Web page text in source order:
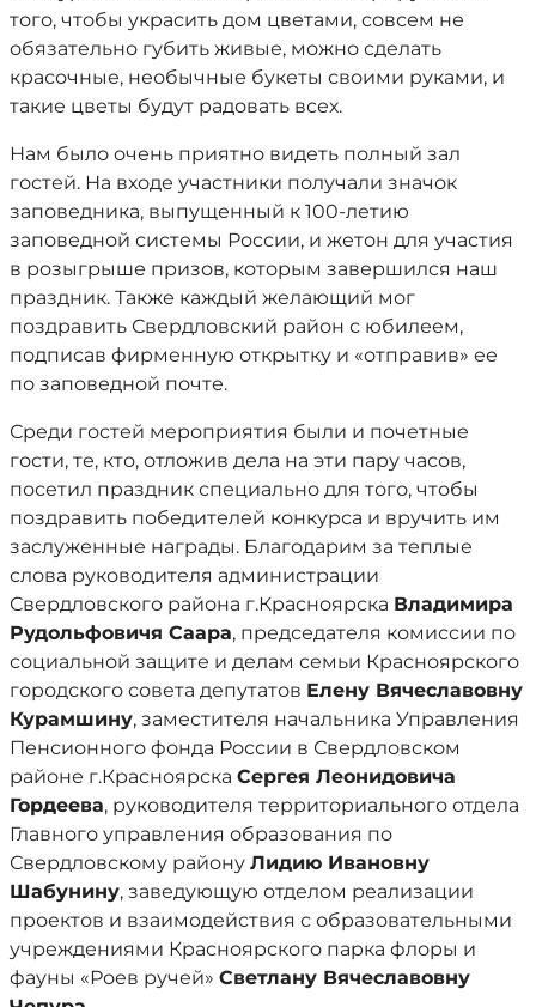
того, чтобы украсить дом цветами, совсем не
обязательно губить живые, можно сделать
красочные, необычные букеты своими руками, и
такие цветы будут радовать всех.
Нам было очень приятно видеть полный зал
гостей. На входе участники получали значок
заповедника, выпущенный к 100-летию
заповедной системы России, и жетон для участия
в розыгрыше призов, которым завершился наш
праздник. Также каждый желающий мог
поздравить Свердловский район с юбилеем,
подписав фирменную открытку и «отправив» ее
по заповедной почте.
Среди гостей мероприятия были и почетные
гости, те, кто, отложив дела на эти пару часов,
посетил праздник специально для того, чтобы
поздравить победителей конкурса и вручить им
заслуженные награды. Благодарим за теплые
слова руководителя администрации
Свердловского района г.Красноярска Владимира
Рудольфовичя Саара, председателя комиссии по
социальной защите и делам семьи Красноярского
городского совета депутатов Елену Вячеславовну
Курамшину, заместителя начальника Управления
Пенсионного фонда России в Свердловском
районе г.Красноярска Сергея Леонидовича
Гордеева, руководителя территориального отдела
Главного управления образования по
Свердловскому району Лидию Ивановну
Шабунину, заведующую отделом реализации
проектов и взаимодействия с образовательными
учреждениями Красноярского парка флоры и
фауны «Роев ручей» Светлану Вячеславовну